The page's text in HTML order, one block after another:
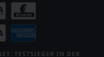
TESTSIEGER IN DER